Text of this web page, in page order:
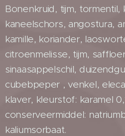
Bonenkruid, tijm, tormentil,
kaneelschors, angostura,
kamille, koriander,
citroenmelisse, tijm,
sinaasappelschil,
cubebpeper , venkel,
klaver, kleurstof: karamel
conserveermiddel:
kaliumsorbaat.